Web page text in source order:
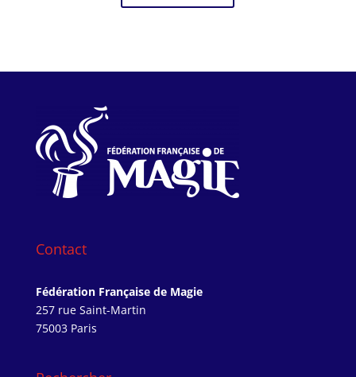
Contact
Fédération Française de Magie
257 rue Saint-Martin
75003 Paris